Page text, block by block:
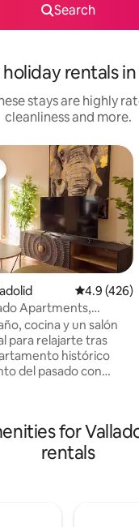
Search
rentals
stays are highly
cleanliness and more.
4.9 out of
4.9 (426)
Apartments,
cocina y un salón
para relajarte tras
del pasado con
1 baño completo,
equipada para
favoritos y un salón
for
rentals